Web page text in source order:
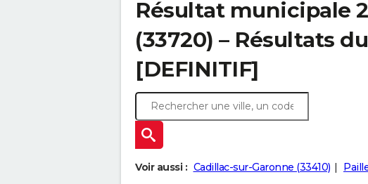
Résultat municipale
(33720) – Résultats
[DEFINITIF]
Voir aussi : Cadillac-sur-Garonne (33410)